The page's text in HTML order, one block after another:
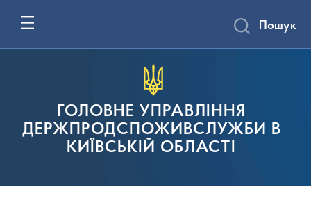
ГОЛОВНЕ УПРАВЛІННЯ
ДЕРЖПРОДСПОЖИВСЛУЖБИ В
КИЇВСЬКІЙ ОБЛАСТІ
Пошук